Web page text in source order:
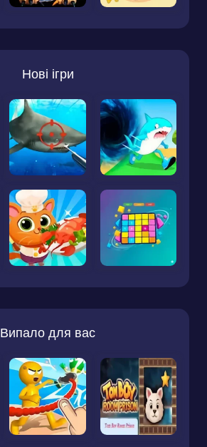
Нові ігри
Випало для вас